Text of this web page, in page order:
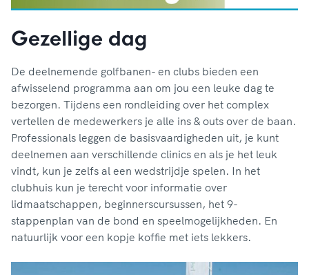
Gezellige dag
De deelnemende golfbanen- en clubs bieden een
afwisselend programma aan om jou een leuke dag te
bezorgen. Tijdens een rondleiding over het complex
vertellen de medewerkers je alle ins & outs over de baan.
Professionals leggen de basisvaardigheden uit, je kunt
deelnemen aan verschillende clinics en als je het leuk
vindt, kun je zelfs al een wedstrijdje spelen. In het
clubhuis kun je terecht voor informatie over
lidmaatschappen, beginnerscursussen, het 9-
stappenplan van de bond en speelmogelijkheden. En
natuurlijk voor een kopje koffie met iets lekkers.